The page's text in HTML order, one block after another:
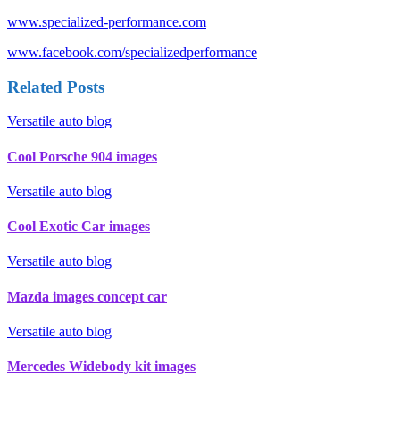
www.specialized-performance.com
www.facebook.com/specializedperformance
Related Posts
Versatile auto blog
Cool Porsche 904 images
Versatile auto blog
Cool Exotic Car images
Versatile auto blog
Mazda images concept car
Versatile auto blog
Mercedes Widebody kit images